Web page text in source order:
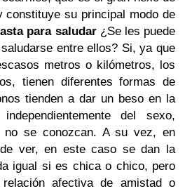
constituye su principal modo de
para saludar ¿Se les puede
entre ellos? Si, ya que
metros o kilómetros, los
tienen diferentes formas de
tienden a dar un beso en la
del sexo,
no se conozcan. A su vez, en
ver, en este caso se dan la
igual si es chica o chico, pero
afectiva de amistad o